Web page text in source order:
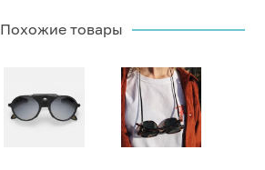
Похожие товары